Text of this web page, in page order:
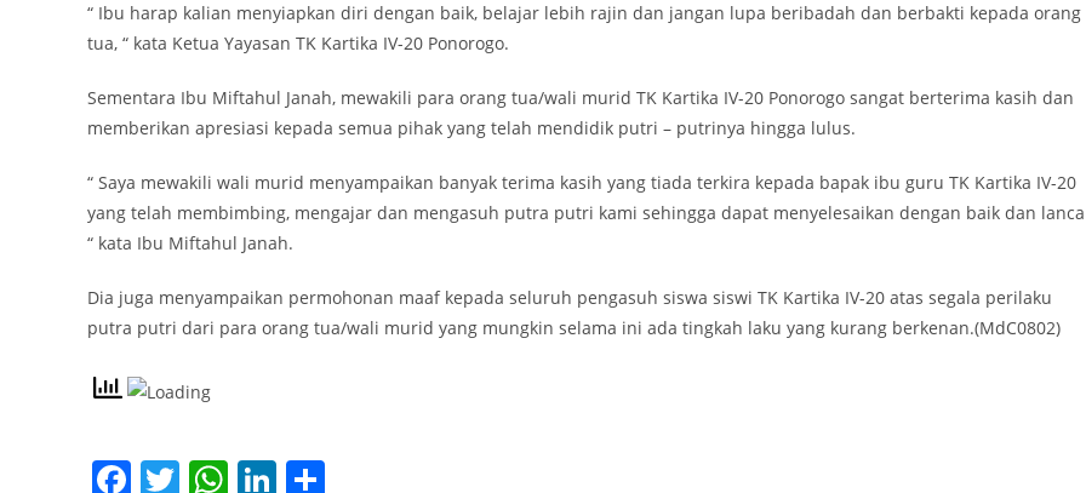
“ Ibu harap kalian menyiapkan diri dengan baik, belajar lebih rajin dan jangan lupa beribadah dan berbakti kepada orang
tua, “ kata Ketua Yayasan TK Kartika IV-20 Ponorogo.
Sementara Ibu Miftahul Janah, mewakili para orang tua/wali murid TK Kartika IV-20 Ponorogo sangat berterima kasih dan
memberikan apresiasi kepada semua pihak yang telah mendidik putri – putrinya hingga lulus.
“ Saya mewakili wali murid menyampaikan banyak terima kasih yang tiada terkira kepada bapak ibu guru TK Kartika IV-20
yang telah membimbing, mengajar dan mengasuh putra putri kami sehingga dapat menyelesaikan dengan baik dan
“ kata Ibu Miftahul Janah.
Dia juga menyampaikan permohonan maaf kepada seluruh pengasuh siswa siswi TK Kartika IV-20 atas segala perilaku
putra putri dari para orang tua/wali murid yang mungkin selama ini ada tingkah laku yang kurang berkenan.(MdC0802)
F T W Li